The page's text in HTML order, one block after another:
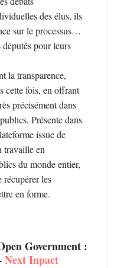
des élus, ils
sur le processus…
pour leurs
la transparence,
cette fois, en offrant
précisément dans
Présente dans
issue de
travaille en
du monde entier,
récupérer les
en forme.
Government :
Next Inpact